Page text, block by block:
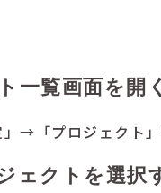
一覧画面を開く
→「プロジェクト」
ェクトを選択